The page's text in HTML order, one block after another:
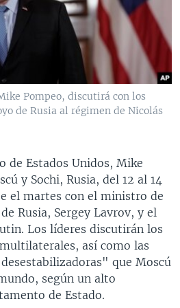
Pompeo, discutirá con los
de Rusia al régimen de Nicolás
de Estados Unidos, Mike
y Sochi, Rusia, del 12 al 14
el martes con el ministro de
Rusia, Sergey Lavrov, y el
Los líderes discutirán los
así como las
que Moscú
según un alto
de Estado.